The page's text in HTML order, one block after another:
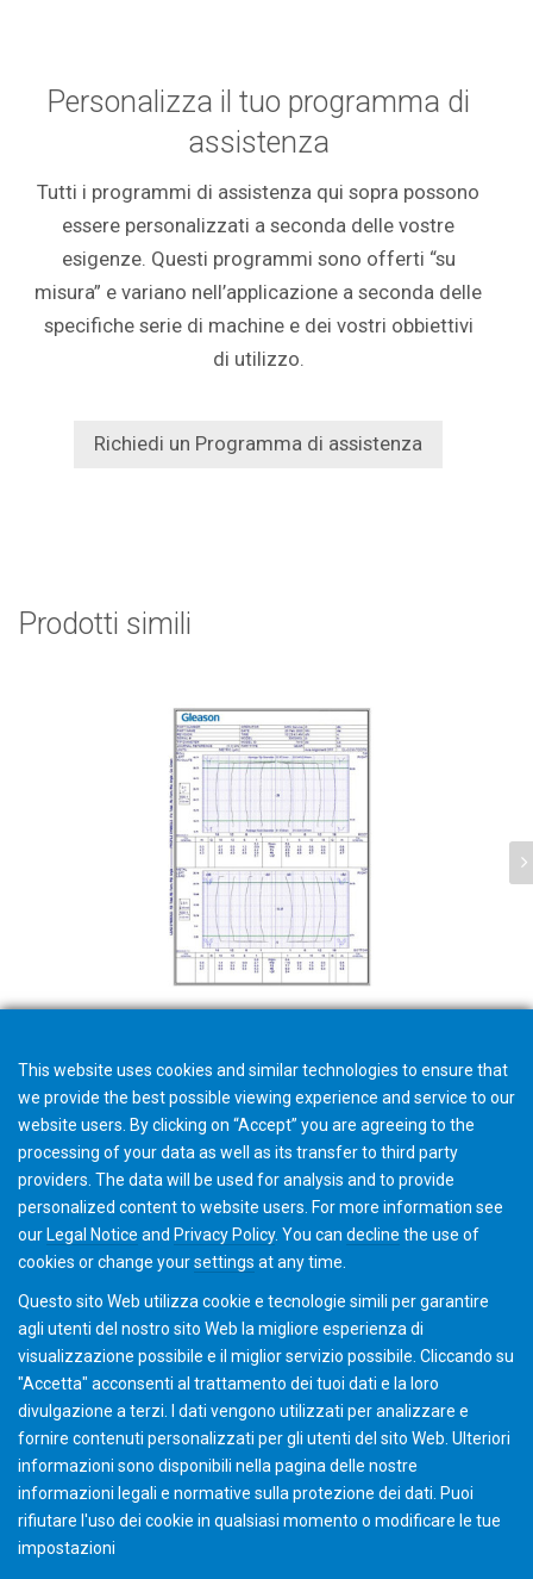
Personalizza il tuo programma di
assistenza
Tutti i programmi di assistenza qui sopra possono
essere personalizzati a seconda delle vostre
esigenze. Questi programmi sono offerti “su
misura” e variano nell’applicazione a seconda delle
specifiche serie di machine e dei vostri obbiettivi
di utilizzo.
Richiedi un Programma di assistenza
Prodotti simili
Servizi di e-Ticket Machine
This website uses cookies and similar technologies to ensure that
we provide the best possible viewing experience and service to our
website users. By clicking on “Accept” you are agreeing to the
processing of your data as well as its transfer to third party
providers. The data will be used for analysis and to provide
personalized content to website users. For more information see
our Legal Notice and Privacy Policy. You can decline the use of
cookies or change yoursettings at any time.
Questo sito Web utilizza cookie e tecnologie simili per garantire
agli utenti del nostro sito Web la migliore esperienza di
visualizzazione possibile e il miglior servizio possibile. Cliccando su
"Accetta" acconsenti al ​​trattamento dei tuoi dati e la loro
divulgazione a terzi. I dati vengono utilizzati per analizzare e
fornire contenuti personalizzati per gli utenti del sito Web. Ulteriori
informazioni sono disponibili nella pagina delle nostre
informazioni legali e normative sulla protezione dei dati. Puoi
rifiutare l'uso dei cookie in qualsiasi momento o modificare le tue
impostazioni